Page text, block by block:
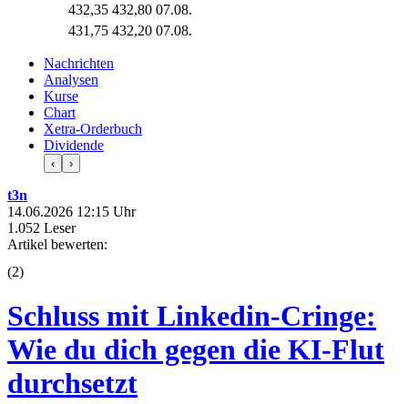
432,35 432,80 07.08.
431,75 432,20 07.08.
Nachrichten
Analysen
Kurse
Chart
Xetra-Orderbuch
Dividende
‹ ›
t3n
14.06.2026 12:15 Uhr
1.052 Leser
Artikel bewerten:
(2)
Schluss mit Linkedin-Cringe:
Wie du dich gegen die KI-Flut
durchsetzt